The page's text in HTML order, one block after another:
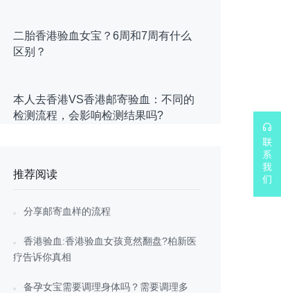
二胎香港验血女宝？6周和7周有什么
区别？
本人去香港VS香港邮寄验血：不同的
检测流程，会影响检测结果吗?
推荐阅读
分享邮寄血样的流程
香港验血:香港验血女孩竟然翻盘?柏新医
疗告诉你真相
备孕女宝需要调理身体吗？需要调理多